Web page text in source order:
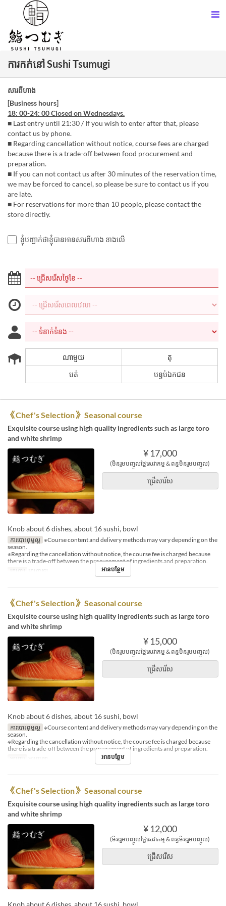
ការកក់នៅ Sushi Tsumugi
សារពីហាង
[Business hours]
18: 00-24: 00 Closed on Wednesdays.
■ Last entry until 21:30 / If you wish to enter after that, please
contact us by phone.
■ Regarding cancellation without notice, course fees are charged
because there is a trade-off between food procurement and
preparation.
■ If you can not contact us after 30 minutes of the reservation time,
we may be forced to cancel, so please be sure to contact us if you
are late.
■ For reservations for more than 10 people, please contact the
store directly.
ខ្ញុំបញ្ជាក់ថាខ្ញុំបានអានសារពីហាង ខាងលើ
ណាមួយ
តុ
បត់
បន្ទប់ឯកជន
《Chef's Selection》 Seasonal course
Exquisite course using high quality ingredients such as large toro
and white shrimp
¥ 17,000
(មិនរួមបញ្ចូលថ្លៃសេវាកម្ម & ពន្ធមិនរួមបញ្ចូល)
ជ្រើសរើស
Knob about 6 dishes, about 16 sushi, bowl
ការបោះពុម្ពល្អ ※Course content and delivery methods may vary depending on the
season.
※Regarding the cancellation without notice, the course fee is charged because
there is a trade-off between the procurement of ingredients and preparation.
អាហារ
អាហារឡ អានបន្ថែម
《Chef's Selection》 Seasonal course
Exquisite course using high quality ingredients such as large toro
and white shrimp
¥ 15,000
(មិនរួមបញ្ចូលថ្លៃសេវាកម្ម & ពន្ធមិនរួមបញ្ចូល)
ជ្រើសរើស
Knob about 6 dishes, about 16 sushi, bowl
ការបោះពុម្ពល្អ ※Course content and delivery methods may vary depending on the
season.
※Regarding the cancellation without notice, the course fee is charged because
there is a trade-off between the procurement of ingredients and preparation.
អាហារ
អាហារឡ អានបន្ថែម
《Chef's Selection》 Seasonal course
Exquisite course using high quality ingredients such as large toro
and white shrimp
¥ 12,000
(មិនរួមបញ្ចូលថ្លៃសេវាកម្ម & ពន្ធមិនរួមបញ្ចូល)
ជ្រើសរើស